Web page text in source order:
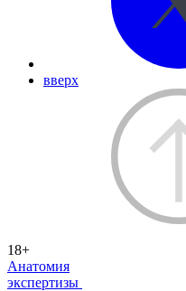
вверх
18+
Анатомия
экспертизы